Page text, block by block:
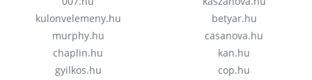
kulonvelemeny.hu
murphy.hu
chaplin.hu
gyilkos.hu
betyar.hu
casanova.hu
kan.hu
cop.hu